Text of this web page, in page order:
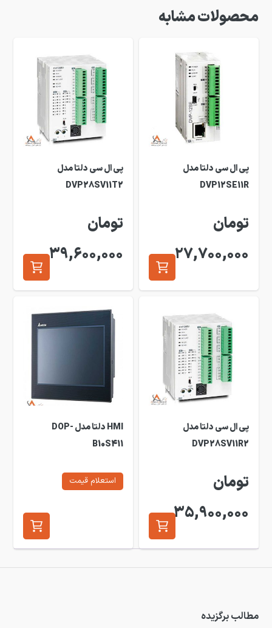
محصولات مشابه
پی ال سی دلتا مدل
DVP12SE11R
تومان
27,700,000
پی ال سی دلتا مدل
DVP28SV11T2
تومان
39,600,000
پی ال سی دلتا مدل
DVP28SV11R2
تومان
35,900,000
HMI دلتا مدل DOP-
B10S411
استعلام قیمت
مطالب برگزیده